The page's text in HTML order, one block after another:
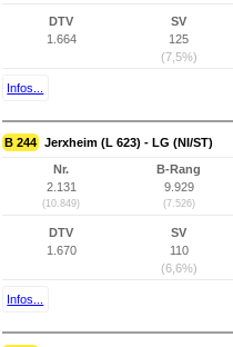
DTV
1.664
SV
125
(7,5%)
Infos...
B 244 Jerxheim (L 623) - LG (NI/ST)
Nr.
2.131
(10.849)
B-Rang
9.929
(7.526)
DTV
1.670
SV
110
(6,6%)
Infos...